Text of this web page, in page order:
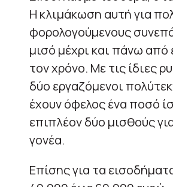
Η κλιμάκωση αυτή για
φορολογούμενους
μισό μέχρι και πάνω από
τον χρόνο. Με τις ίδιες
δύο εργαζόμενοι
έχουν όφελος ένα ποσό
επιπλέον δύο μισθούς
γονέα.
Επίσης για τα